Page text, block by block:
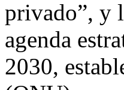
privado”, y
agenda
2030,